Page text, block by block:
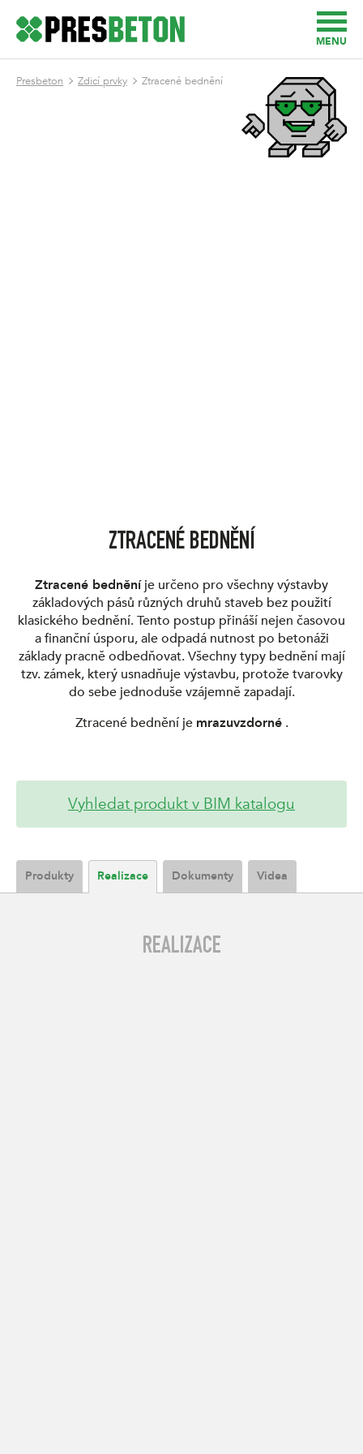
MENU
Presbeton Zdicí prvky Ztracené bednění
ZTRACENÉ BEDNĚNÍ
Ztracené bedněníje určeno pro všechny výstavby
základových pásů různých druhů staveb bez použití
klasického bednění. Tento postup přináší nejen časovou
a finanční úsporu, ale odpadá nutnost po betonáži
základy pracně odbedňovat. Všechny typy bednění mají
tzv. zámek, který usnadňuje výstavbu, protože tvarovky
do sebe jednoduše vzájemně zapadají.
Ztracené bednění je mrazuvzdorné.
Vyhledat produkt v BIM katalogu
Produkty Realizace Dokumenty Videa
REALIZACE